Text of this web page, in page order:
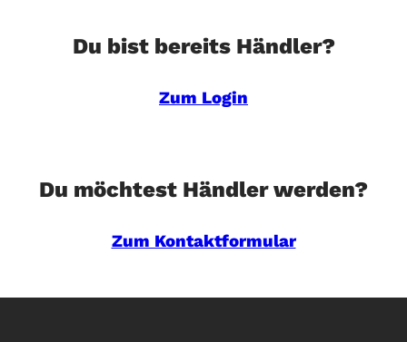
Du bist bereits Händler?
Zum Login
Du möchtest Händler werden?
Zum Kontaktformular